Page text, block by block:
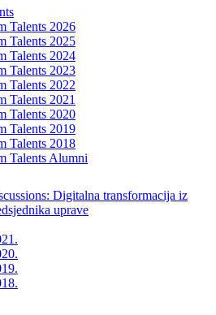
Talents 2026
Talents 2025
Talents 2024
Talents 2023
Talents 2022
Talents 2021
Talents 2020
Talents 2019
Talents 2018
Talents Alumni
Digitalna transformacija iz
uprave